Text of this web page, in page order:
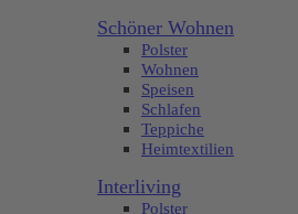
Schöner Wohnen
Polster
Wohnen
Speisen
Schlafen
Teppiche
Heimtextilien
Interliving
Polster